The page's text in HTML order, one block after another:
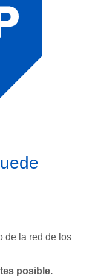
de la red de los
posible.